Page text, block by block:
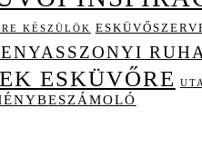
KÉSZÜLÖK
RUHA
ESKÜVŐRE